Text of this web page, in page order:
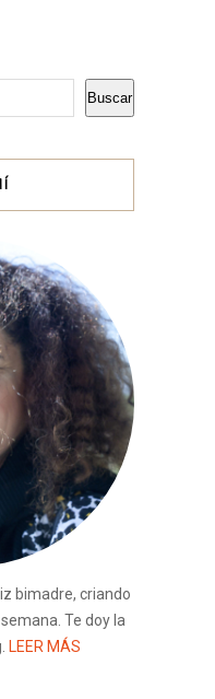
Buscar
bimadre, criando
Te doy la
LEER MÁS